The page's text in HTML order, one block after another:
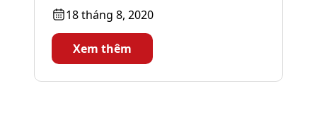
18 tháng 8, 2020
Xem thêm